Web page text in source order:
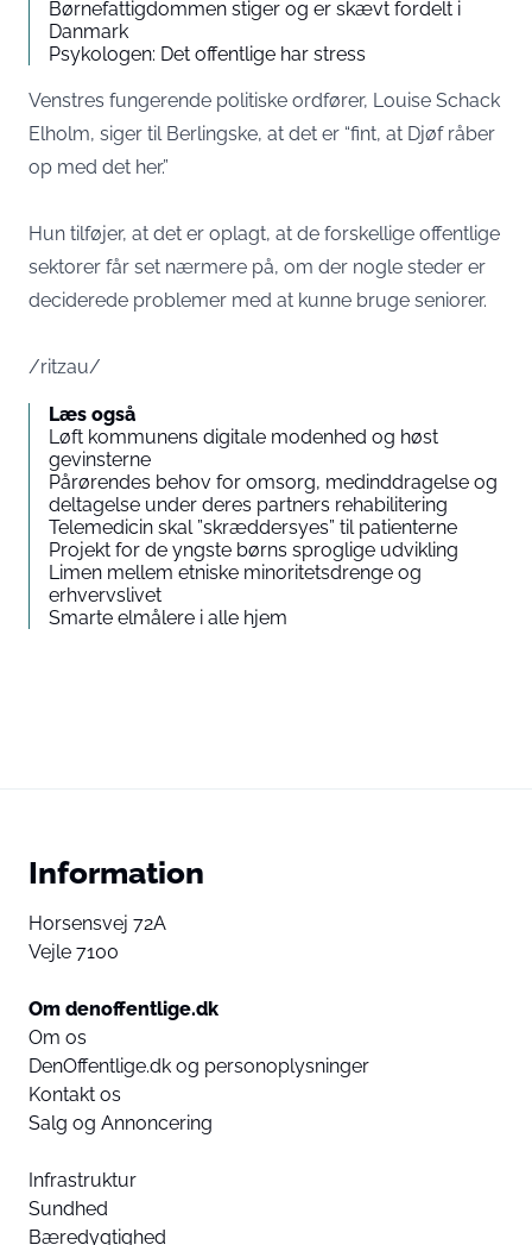
Børnefattigdommen stiger og er skævt fordelt i
Danmark
Psykologen: Det offentlige har stress
Venstres fungerende politiske ordfører, Louise Schack
Elholm, siger til Berlingske, at det er “fint, at Djøf råber
op med det her.”
Hun tilføjer, at det er oplagt, at de forskellige offentlige
sektorer får set nærmere på, om der nogle steder er
deciderede problemer med at kunne bruge seniorer.
/ritzau/
Læs også
Løft kommunens digitale modenhed og høst
gevinsterne
Pårørendes behov for omsorg, medinddragelse og
deltagelse under deres partners rehabilitering
Telemedicin skal ”skræddersyes” til patienterne
Projekt for de yngste børns sproglige udvikling
Limen mellem etniske minoritetsdrenge og
erhvervslivet
Smarte elmålere i alle hjem
Information
Horsensvej 72A
Vejle 7100
Om denoffentlige.dk
Om os
DenOffentlige.dk og personoplysninger
Kontakt os
Salg og Annoncering
Infrastruktur
Sundhed
Bæredygtighed